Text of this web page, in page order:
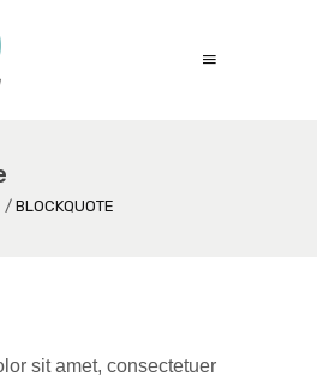
/ BLOCKQUOTE
sit amet, consectetuer